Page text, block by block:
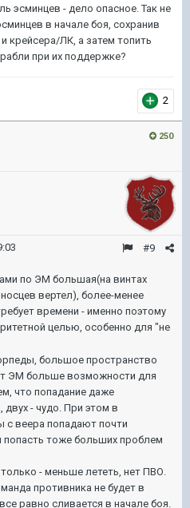
эсминцев - дело опасное. Так не
в начале боя, сохранив
крейсера/ЛК, а затем топить
при их поддержке?
2
250
#9
по ЭМ большая(на винтах
вертел), более-менее
времени - именно поэтому
целью, особенно для "не
большое пространство
ЭМ больше возможности для
что попадание даже
двух - чудо. При этом в
веера попадают почти
попасть тоже больших проблем
- меньше лететь, нет ПВО.
противника не будет в
равно сливается в начале боя.